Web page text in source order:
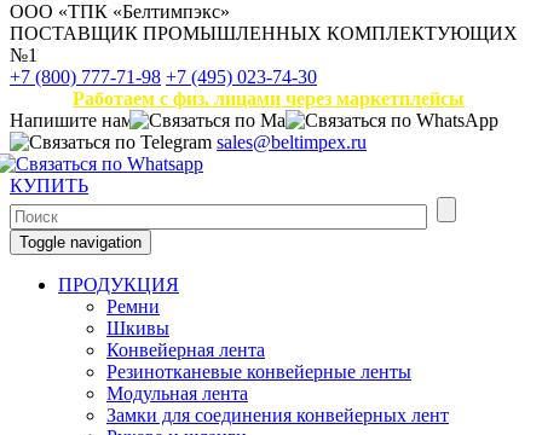
ООО «ТПК «Белтимпэкс»
ПОСТАВЩИК ПРОМЫШЛЕННЫХ КОМПЛЕКТУЮЩИХ
№1
+7 (800) 777-71-98 +7 (495) 023-74-30
Работаем с физ. лицами через маркетплейсы
Напишите нам
sales@beltimpex.ru
КУПИТЬ
Toggle navigation
ПРОДУКЦИЯ
Ремни
Шкивы
Конвейерная лента
Резинотканевые конвейерные ленты
Модульная лента
Замки для соединения конвейерных лент